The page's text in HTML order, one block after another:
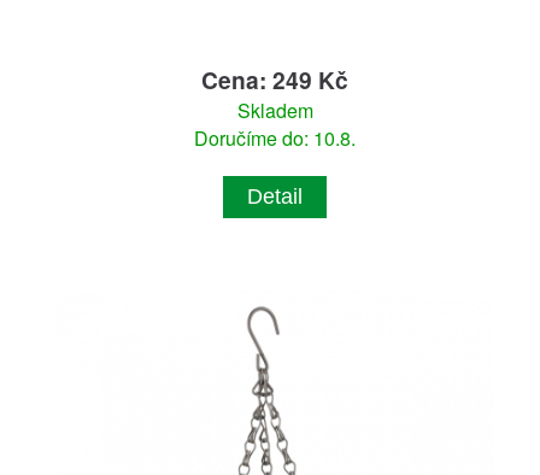
Cena: 249 Kč
Skladem
Doručíme do: 10.8.
Detail